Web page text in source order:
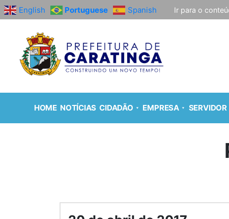
English Portuguese Spanish Ir para o
HOME NOTÍCIAS CIDADÃO EMPRESA SERVIDOR